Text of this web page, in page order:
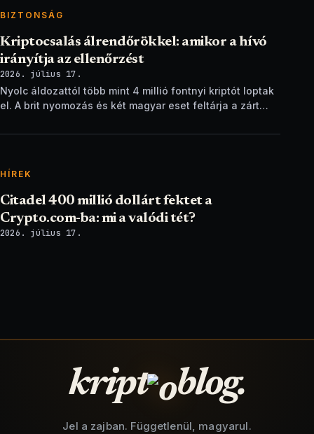
BIZTONSÁG
Kriptocsalás álrendőrökkel: amikor a hívó
irányítja az ellenőrzést
2026. július 17.
Nyolc áldozattól több mint 4 millió fontnyi kriptót loptak
el. A brit nyomozás és két magyar eset feltárja a zárt
HÍREK
Citadel 400 millió dollárt fektet a
Crypto.com-ba: mi a valódi tét?
2026. július 17.
kript blog.
Jel a zajban. Függetlenül, magyarul.